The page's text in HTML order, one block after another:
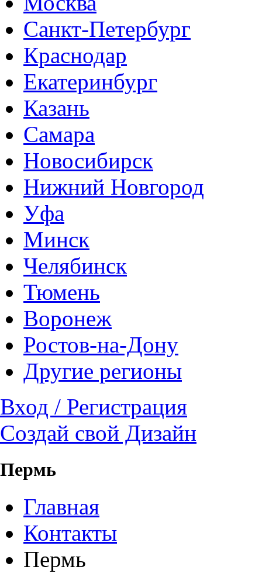
Санкт-Петербург
Краснодар
Екатеринбург
Казань
Самара
Новосибирск
Нижний Новгород
Уфа
Минск
Челябинск
Тюмень
Воронеж
Ростов-на-Дону
Другие регионы
Вход / Регистрация
Создай свой Дизайн
Пермь
Главная
Контакты
Пермь